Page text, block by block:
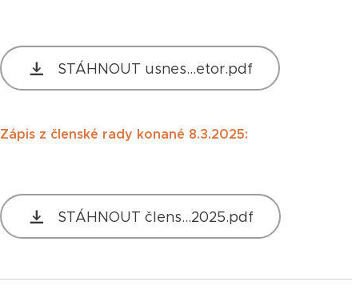
STÁHNOUT usnes...etor.pdf
Zápis z členské rady konané 8.3.2025:
STÁHNOUT člens...2025.pdf